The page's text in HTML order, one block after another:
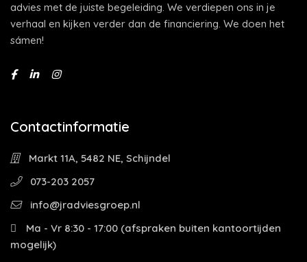
advies met de juiste begeleiding. We verdiepen ons in je
verhaal en kijken verder dan de financiering. We doen het
sámen!
Contactinformatie
Markt 11A, 5482 NE, Schijndel
073-203 2057
info@jradviesgroep.nl
Ma - Vr 8:30 - 17:00 (afspraken buiten kantoortijden
mogelijk)